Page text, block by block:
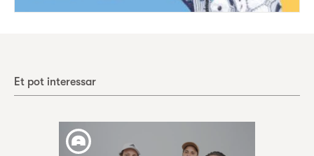
Et pot interessar